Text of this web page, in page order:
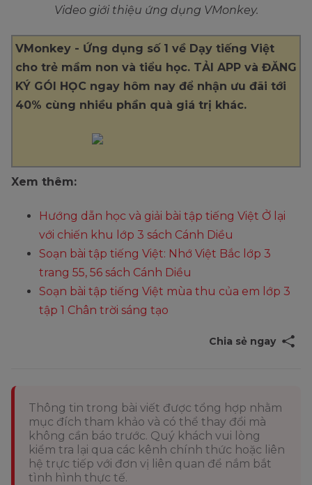
Video giới thiệu ứng dụng VMonkey.
VMonkey - Ứng dụng số 1 về Dạy tiếng Việt
cho trẻ mầm non và tiểu học. TẢI APP và ĐĂNG
KÝ GÓI HỌC ngay hôm nay để nhận ưu đãi tới
40% cùng nhiều phần quà giá trị khác.
Xem thêm:
Hướng dẫn học và giải bài tập tiếng Việt Ở lại
với chiến khu lớp 3 sách Cánh Diều
Soạn bài tập tiếng Việt: Nhớ Việt Bắc lớp 3
trang 55, 56 sách Cánh Diều
Soạn bài tập tiếng Việt mùa thu của em lớp 3
tập 1 Chân trời sáng tạo
Chia sẻ ngay
Thông tin trong bài viết được tổng hợp nhằm
mục đích tham khảo và có thể thay đổi mà
không cần báo trước. Quý khách vui lòng
kiểm tra lại qua các kênh chính thức hoặc liên
hệ trực tiếp với đơn vị liên quan để nắm bắt
tình hình thực tế.